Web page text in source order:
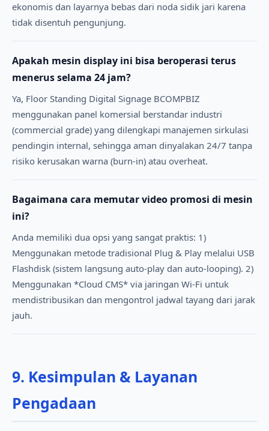
ekonomis dan layarnya bebas dari noda sidik jari karena
tidak disentuh pengunjung.
Apakah mesin display ini bisa beroperasi terus
menerus selama 24 jam?
Ya, Floor Standing Digital Signage BCOMPBIZ
menggunakan panel komersial berstandar industri
(commercial grade) yang dilengkapi manajemen sirkulasi
pendingin internal, sehingga aman dinyalakan 24/7 tanpa
risiko kerusakan warna (burn-in) atau overheat.
Bagaimana cara memutar video promosi di mesin
ini?
Anda memiliki dua opsi yang sangat praktis: 1)
Menggunakan metode tradisional Plug & Play melalui USB
Flashdisk (sistem langsung auto-play dan auto-looping). 2)
Menggunakan *Cloud CMS* via jaringan Wi-Fi untuk
mendistribusikan dan mengontrol jadwal tayang dari jarak
jauh.
9. Kesimpulan & Layanan
Pengadaan